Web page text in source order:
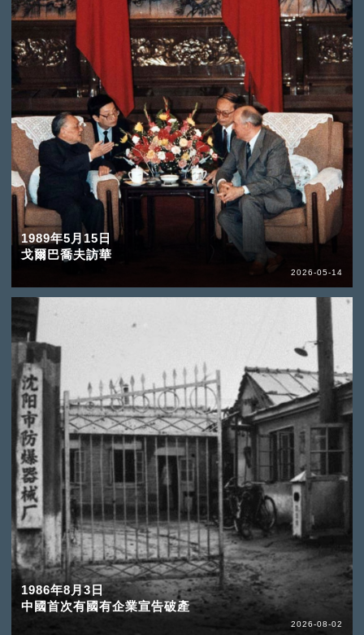
1989年5月15日
戈爾巴喬夫訪華
2026-05-14
1986年8月3日
中國首次有國有企業宣告破產
2026-08-02